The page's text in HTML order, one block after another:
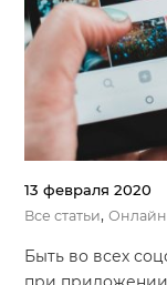
13 февраля 2020
Все статьи,
Быть во всех